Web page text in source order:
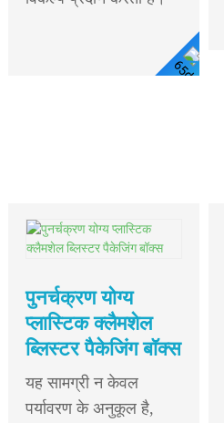
पुनर्चक्रण योग्य
प्लास्टिक क्लैमशेल
ब्लिस्टर पैकेजिंग बॉक्स
यह सामग्री न केवल
पर्यावरण के अनुकूल है,